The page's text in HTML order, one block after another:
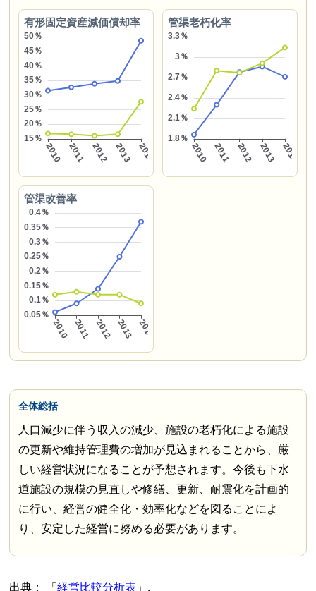
有形固定資産減価償却率 管渠老朽化率
管渠改善率
全体総括
人口減少に伴う収入の減少、施設の老朽化による施設
の更新や維持管理費の増加が見込まれることから、厳
しい経営状況になることが予想されます。今後も下水
道施設の規模の見直しや修繕、更新、耐震化を計画的
に行い、経営の健全化・効率化などを図ることによ
り、安定した経営に努める必要があります。
出典： 経営比較分析表 ,